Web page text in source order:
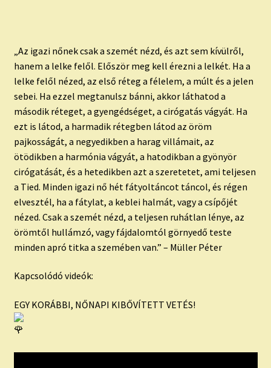
„Az igazi nőnek csak a szemét nézd, és azt sem kívülről,
hanem a lelke felől. Először meg kell érezni a lelkét. Ha a
lelke felől nézed, az első réteg a félelem, a múlt és a jelen
sebei. Ha ezzel megtanulsz bánni, akkor láthatod a
második réteget, a gyengédséget, a cirógatás vágyát. Ha
ezt is látod, a harmadik rétegben látod az öröm
pajkosságát, a negyedikben a harag villámait, az
ötödikben a harmónia vágyát, a hatodikban a gyönyör
cirógatását, és a hetedikben azt a szeretetet, ami teljesen
a Tied. Minden igazi nő hét fátyoltáncot táncol, és régen
elvesztél, ha a fátylat, a keblei halmát, vagy a csípőjét
nézed. Csak a szemét nézd, a teljesen ruhátlan lénye, az
örömtől hullámzó, vagy fájdalomtól görnyedő teste
minden apró titka a szemében van.” – Müller Péter
Kapcsolódó videók:
EGY KORÁBBI, NŐNAPI KIBŐVÍTETT VETÉS!